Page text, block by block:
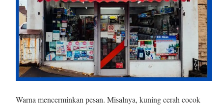
Warna mencerminkan pesan. Misalnya, kuning cerah cocok